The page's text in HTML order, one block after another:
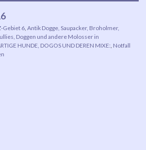
Gebiet 6 Antik Dogge, Saupacker, Broholmer,
Doggen und andere Molosser in
HUNDE, DOGOS UND DEREN MIXE: Notfall